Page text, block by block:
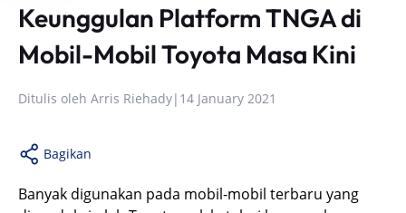
Keunggulan Platform TNGA di
Mobil-Mobil Toyota Masa Kini
Ditulis oleh Arris Riehady| 14 January 2021
Bagikan
Banyak digunakan pada mobil-mobil terbaru yang